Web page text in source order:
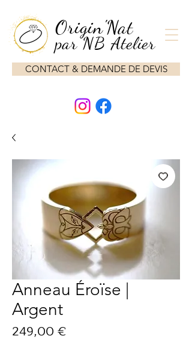
CONTACT & DEMANDE DE DEVIS
Origin'Nat
par NB Atelier
Anneau Éroïse |
Argent
249,00 €